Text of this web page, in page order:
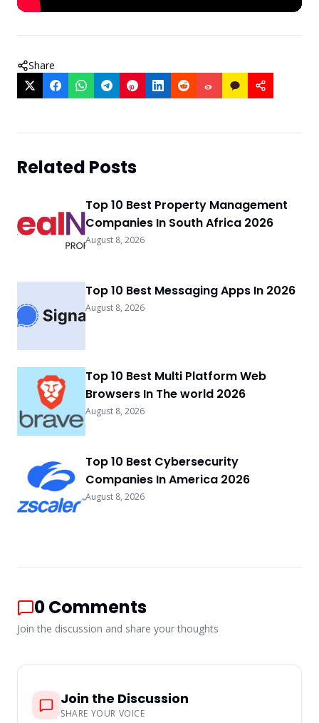
Share
Related Posts
Top 10 Best Property Management
Companies In South Africa 2026
August 8, 2026
Top 10 Best Messaging Apps In 2026
August 8, 2026
Top 10 Best Multi Platform Web
Browsers In The world 2026
August 8, 2026
Top 10 Best Cybersecurity
Companies In America 2026
August 8, 2026
0Comments
Join the discussion and share your thoughts
Join the Discussion
SHARE YOUR VOICE